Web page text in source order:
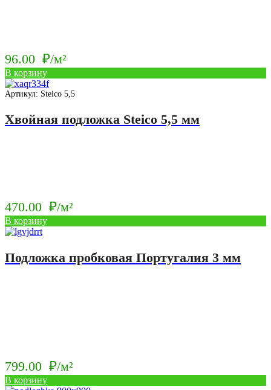
96.00 ₽/м²
В корзину
Артикул: Steico 5,5
Хвойная подложка Steico 5,5 мм
470.00 ₽/м²
В корзину
Подложка пробковая Португалия 3 мм
799.00 ₽/м²
В корзину